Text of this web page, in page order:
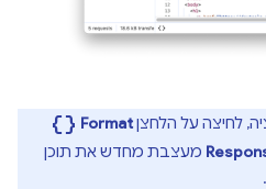
לחיצה על הלחצןFormat
data_object
מעצבת מחדש את תוכן